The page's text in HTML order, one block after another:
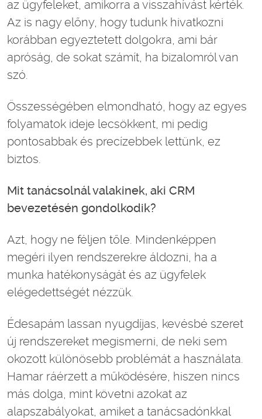
az ügyfeleket, amikorra a visszahívást kérték.
Az is nagy előny, hogy tudunk hivatkozni
korábban egyeztetett dolgokra, ami bár
apróság, de sokat számít, ha bizalomról van
szó.
Összességében elmondható, hogy az egyes
folyamatok ideje lecsökkent, mi pedig
pontosabbak és precízebbek lettünk, ez
biztos.
Mit tanácsolnál valakinek, aki CRM
bevezetésén gondolkodik?
Azt, hogy ne féljen tőle. Mindenképpen
megéri ilyen rendszerekre áldozni, ha a
munka hatékonyságát és az ügyfelek
elégedettségét nézzük.
Édesapám lassan nyugdíjas, kevésbé szeret
új rendszereket megismerni, de neki sem
okozott különösebb problémát a használata.
Hamar ráérzett a működésére, hiszen nincs
más dolga, mint követni azokat az
alapszabályokat, amiket a tanácsadónkkal